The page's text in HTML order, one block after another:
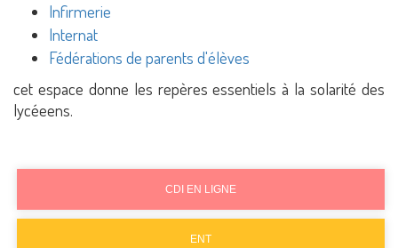
Infirmerie
Internat
Fédérations de parents d'élèves
cet espace donne les repères essentiels à la solarité des
lycéeens.
CDI EN LIGNE
ENT